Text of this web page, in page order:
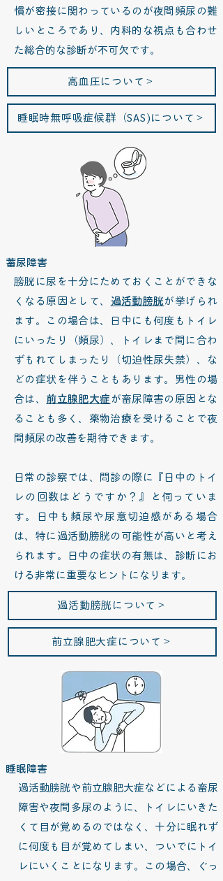
慣が密接に関わっているのが夜間頻尿の難
しいところであり、内科的な視点も合わせ
た総合的な診断が不可欠です。
高血圧について＞
睡眠時無呼吸症候群（SAS)について＞
蓄尿障害
膀胱に尿を十分にためておくことができな
くなる原因として、 過活動膀胱 が挙げられ
ます。この場合は、日中にも何度もトイレ
にいったり（頻尿）、トイレまで間に合わ
ずもれてしまったり（切迫性尿失禁）、な
どの症状を伴うこともあります。男性の場
合は、 前立腺肥大症 が畜尿障害の原因とな
ることも多く、薬物治療を受けることで夜
間頻尿の改善を期待できます。
日常の診察では、問診の際に『日中のトイ
レの回数はどうですか？』と伺っていま
す。日中も頻尿や尿意切迫感がある場合
は、特に過活動膀胱の可能性が高いと考え
られます。日中の症状の有無は、診断にお
ける非常に重要なヒントになります。
過活動膀胱について＞
前立腺肥大症について＞
睡眠障害
過活動膀胱や前立腺肥大症などによる畜尿
障害や夜間多尿のように、トイレにいきた
くて目が覚めるのではなく、十分に眠れず
に何度も目が覚めてしまい、ついでにトイ
レにいくことになります。この場合、ぐっ